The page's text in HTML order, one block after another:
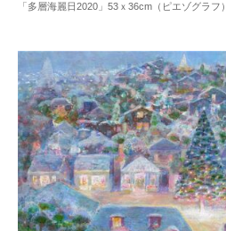
「多層海麗日2020」53ｘ36cm（ピエゾグラフ）